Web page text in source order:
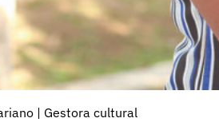
| Gestora cultural